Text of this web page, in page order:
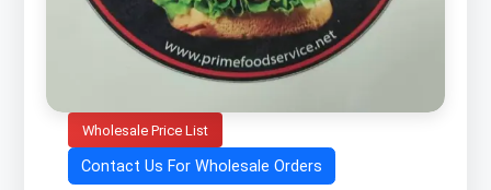
Wholesale Price List
Contact Us For Wholesale Orders